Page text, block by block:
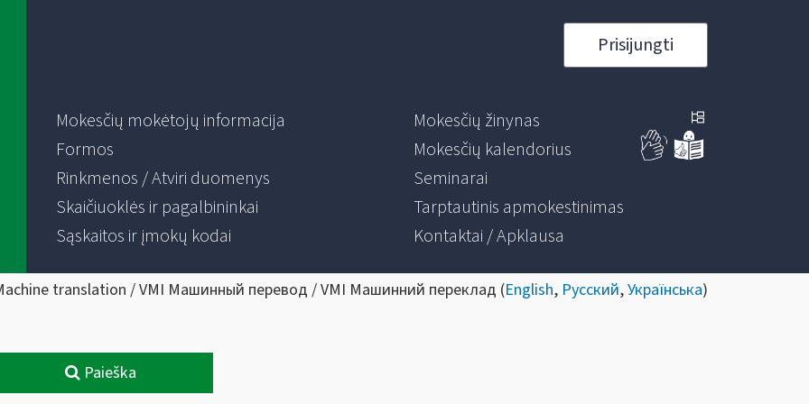
Prisijungti
Mokesčių mokėtojų informacija
Formos
Rinkmenos / Atviri duomenys
Skaičiuoklės ir pagalbininkai
Sąskaitos ir įmokų kodai
Mokesčių žinynas
Mokesčių kalendorius
Seminarai
Tarptautinis apmokestinimas
Kontaktai / Apklausa
translation / VMI Машинный перевод / VMI Машинний переклад (English, Русский,Українська)
Paieška